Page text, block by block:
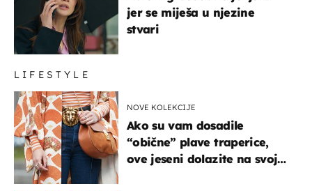
jer se miješa u njezine
stvari
LIFESTYLE
NOVE KOLEKCIJE
Ako su vam dosadile
“obične” plave traperice,
ove jeseni dolazite na svoje